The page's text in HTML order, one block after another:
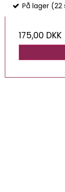
På lager (22
175,00 DKK